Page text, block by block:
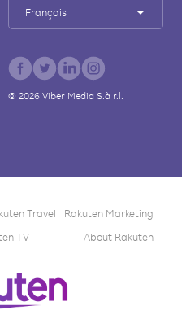
Français
© 2026Viber Media S.à r.l.
Travel
Rakuten Marketing
TV About Rakuten